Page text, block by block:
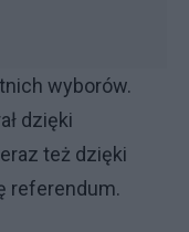
wyborów.
dzięki
też dzięki
referendum.